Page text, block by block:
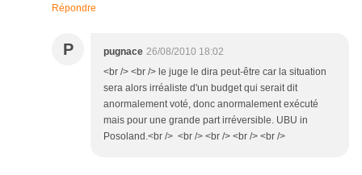
Répondre
P pugnace 26/08/2010 18:02
<br /> <br /> le juge le dira peut-être car la situation
sera alors irréaliste d'un budget qui serait dit
anormalement voté, donc anormalement exécuté
mais pour une grande part irréversible. UBU in
Posoland.<br /> <br /> <br /> <br /> <br />